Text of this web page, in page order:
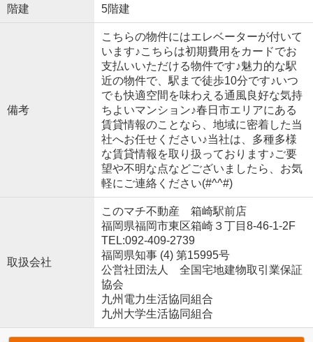
階建 5階建
備考
こちらの物件にはエレベーターが付いて
います♪こちらは初期費用をカードでお
支払いいただける物件です♪魅力的な駅
近の物件で、駅まで徒歩10分です♪いつ
でも快適空間を味わえる通風良好な気持
ちよいマンション♪春日市エリアにある
賃貸情報のことなら、地域に密着した当
社へお任せください♪当社は、多種多様
な賃貸情報を取り扱っております♪ご要
望や不明な点などございましたら、お気
軽にご連絡ください(#^^#)
取扱会社
このマチ不動産 箱崎駅前店
福岡県福岡市東区箱崎３丁目8-46-1-2F
TEL:092-409-2739
福岡県知事 (4) 第15995号
公営社団法人 全国宅地建物取引業保証
協会
九州電力生活協同組合
九州大学生活協同組合